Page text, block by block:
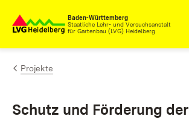
Zum Inhalt springen
Baden-Württemberg
Staatliche Lehr- und Versuchsanstalt
für Gartenbau (LVG) Heidelberg
Projekte
Schutz und Förderung der